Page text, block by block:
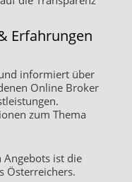
Erfahrungen
informiert über
Online Broker
zum Thema
ist die
Österreichers.